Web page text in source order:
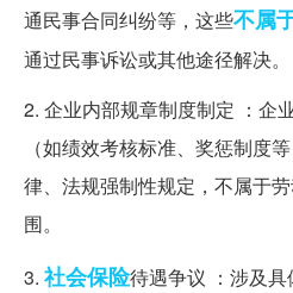
通民事合同纠纷等，这些不属
通过民事诉讼或其他途径解决。
2. 企业内部规章制度制定 ：企
（如绩效考核标准、奖惩制度
律、法规强制性规定，不属于
围。
3. 社会保险待遇争议 ：涉及